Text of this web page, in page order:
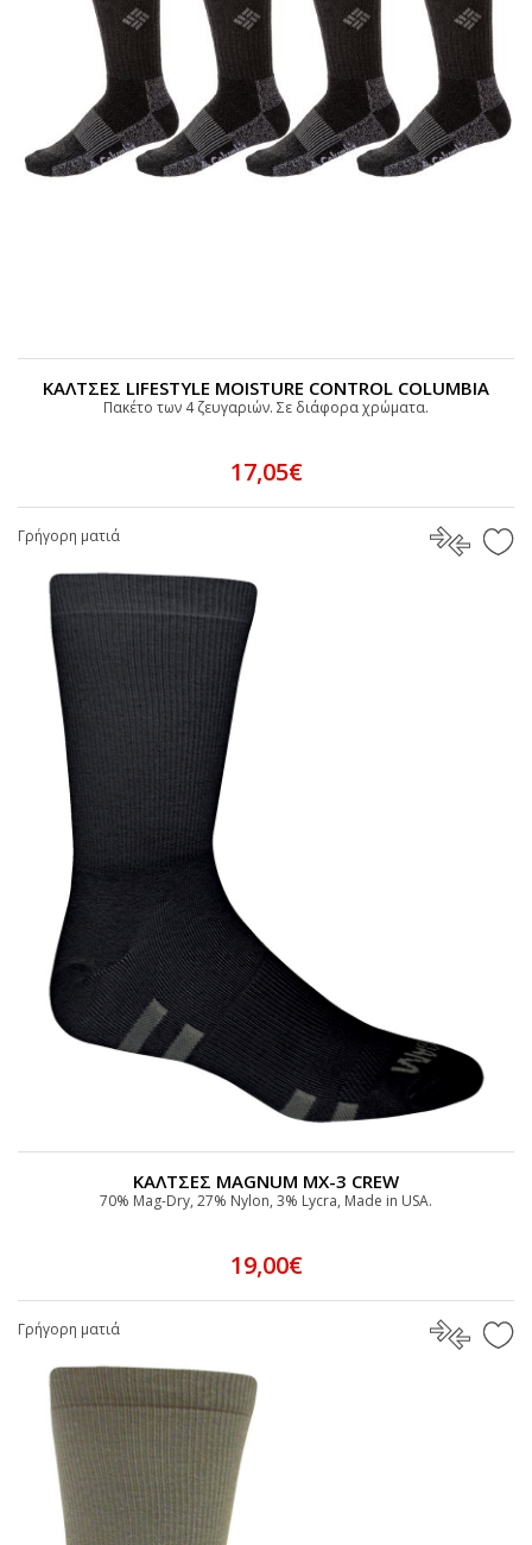
ΚΑΛΤΣΕΣ LIFESTYLE MOISTURE CONTROL COLUMBIA
Πακέτο των 4 ζευγαριών. Σε διάφορα χρώματα.
17,05€
Γρήγορη ματιά
ΚΑΛΤΣΕΣ MAGNUM MX-3 CREW
70% Mag-Dry, 27% Nylon, 3% Lycra, Made in USA.
19,00€
Γρήγορη ματιά